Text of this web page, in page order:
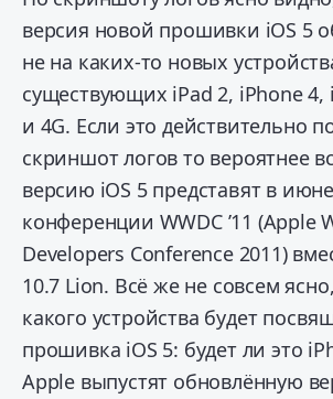
версия новой прошивки iOS 5
не на каких-то новых
существующих iPad 2, iPhone 4,
и 4G. Если это действительно
скриншот логов то вероятнее
версию iOS 5 представят в
конференции WWDC ’11 (Apple
Developers Conference 2011)
10.7 Lion. Всё же не совсем
какого устройства будет
прошивка iOS 5: будет ли это
Apple выпустят обновлённую